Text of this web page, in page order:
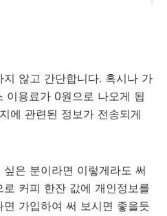
않고 간단합니다. 혹시나 가
이용료가 0원으로 나오게 됩
에 관련된 정보가 전송되게
은 분이라면 이렇게라도 써
커피 한잔 값에 개인정보를
가입하여 써 보시면 좋을듯